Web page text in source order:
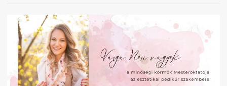
belvárosában